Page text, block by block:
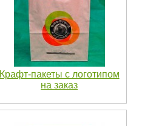
Крафт-пакеты с логотипом
на заказ